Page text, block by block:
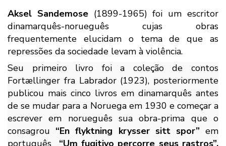
Aksel Sandemose(1899-1965)foi um escritor
dinamarquês-norueguês cujas obras
frequentemente elucidam o tema de que as
repressões da sociedade levam à violência.
Seu primeiro livro foi a coleção de contos
Fortællinger fra Labrador (1923), posteriormente
publicou mais cinco livros em dinamarquês antes
de se mudar para a Noruega em 1930 e começar a
escrever em norueguês sua obra-prima que o
consagrou “En flyktning krysser sitt spor”em
português
“Um fugitivo percorre seus rastros”,